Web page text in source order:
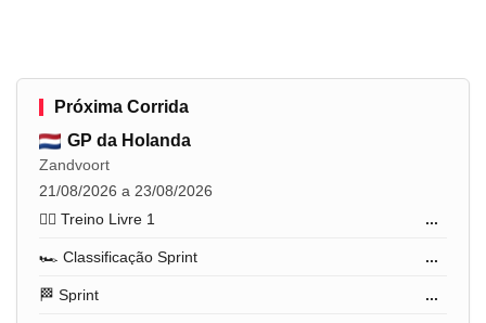
Próxima Corrida
GP da Holanda
Zandvoort
21/08/2026 a 23/08/2026
🏋️‍♂️ Treino Livre 1
...
🏎️ Classificação Sprint ...
🏁 Sprint ...